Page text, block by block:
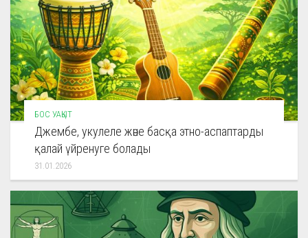
БОС УАҚЫТ
Джембе, укулеле және басқа этно-аспаптарды
қалай үйренуге болады
31.01.2026